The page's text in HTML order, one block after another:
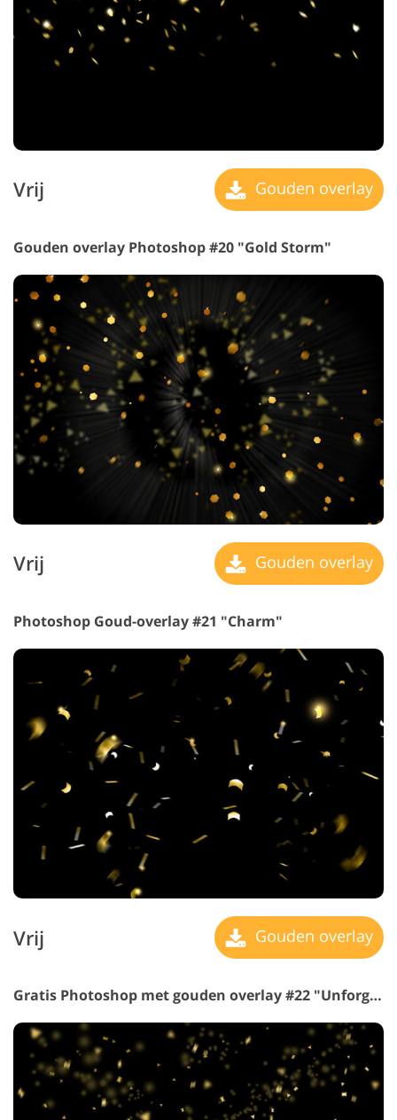
Vrij Gouden overlay
Gouden overlay Photoshop #20 "Gold Storm"
Vrij Gouden overlay
Photoshop Goud-overlay #21 "Charm"
Vrij Gouden overlay
Gratis Photoshop met gouden overlay #22 "Unforgettable Beauty"